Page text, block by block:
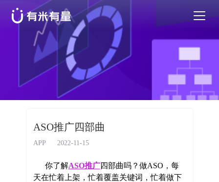
苹果应用商店优化
安卓应用商店优化
行业干货
ASO推广四部曲
APP 2022-11-15
你了解ASO推广四部曲吗？做ASO，每
天在忙着上架，忙着覆盖关键词，忙着做下